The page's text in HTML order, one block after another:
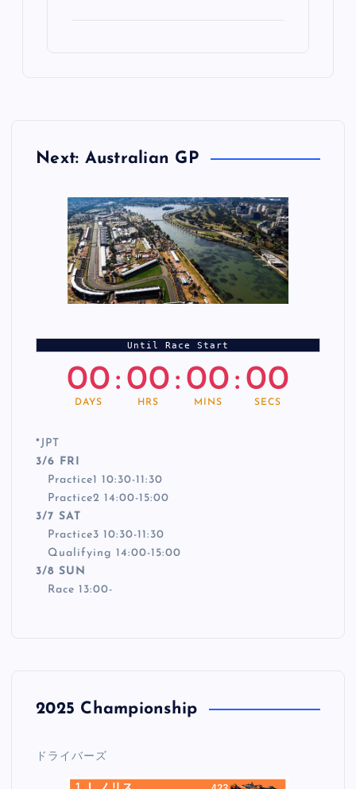
Next: Australian GP
Until Race Start
00
DAYS
: 00
HRS
: 00
MINS
: 00
SECS
* JPT
3/6 FRI
Practice1 10:30-11:30
Practice2 14:00-15:00
3/7 SAT
Practice3 10:30-11:30
Qualifying 14:00-15:00
3/8 SUN
Race 13:00-
2025 Championship
ドライバーズ